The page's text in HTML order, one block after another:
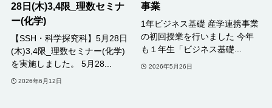
28日(木)3,4限_理数セミナ
ー(化学)
【SSH・科学探究科】5月28日
(木)3,4限_理数セミナー(化学)
を実施しました。 5月28...
2026年6月12日
事業
1年ビジネス基礎 産学連携事業
の初回授業を行いました 今年
も１年生「ビジネス基礎...
2026年5月26日